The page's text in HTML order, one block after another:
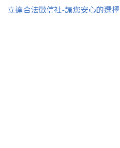
立達合法徵信社-讓您安心的選擇